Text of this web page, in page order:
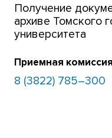
Получение
архиве Томского
университета
Приемная комиссия
8 (3822) 785–300